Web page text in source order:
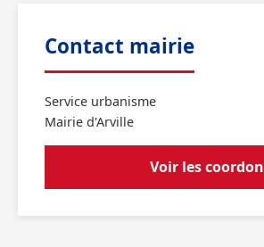
Contact mairie
Service urbanisme
Mairie d'Arville
Voir les